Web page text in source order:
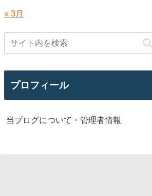
« 3月
プロフィール
当ブログについて・管理者情報